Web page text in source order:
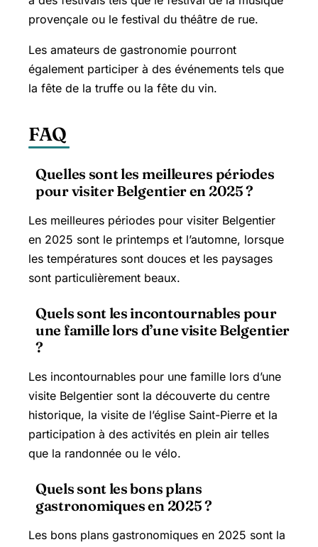
provençale ou le festival du théâtre de rue.
Les amateurs de gastronomie pourront
également participer à des événements tels que
la fête de la truffe ou la fête du vin.
FAQ
Quelles sont les meilleures périodes
pour visiter Belgentier en 2025 ?
Les meilleures périodes pour visiter Belgentier
en 2025 sont le printemps et l’automne, lorsque
les températures sont douces et les paysages
sont particulièrement beaux.
Quels sont les incontournables pour
une famille lors d’une visite Belgentier
?
Les incontournables pour une famille lors d’une
visite Belgentier sont la découverte du centre
historique, la visite de l’église Saint-Pierre et la
participation à des activités en plein air telles
que la randonnée ou le vélo.
Quels sont les bons plans
gastronomiques en 2025 ?
Les bons plans gastronomiques en 2025 sont la